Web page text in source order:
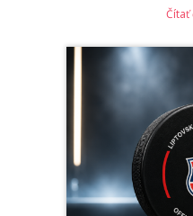
Čítať